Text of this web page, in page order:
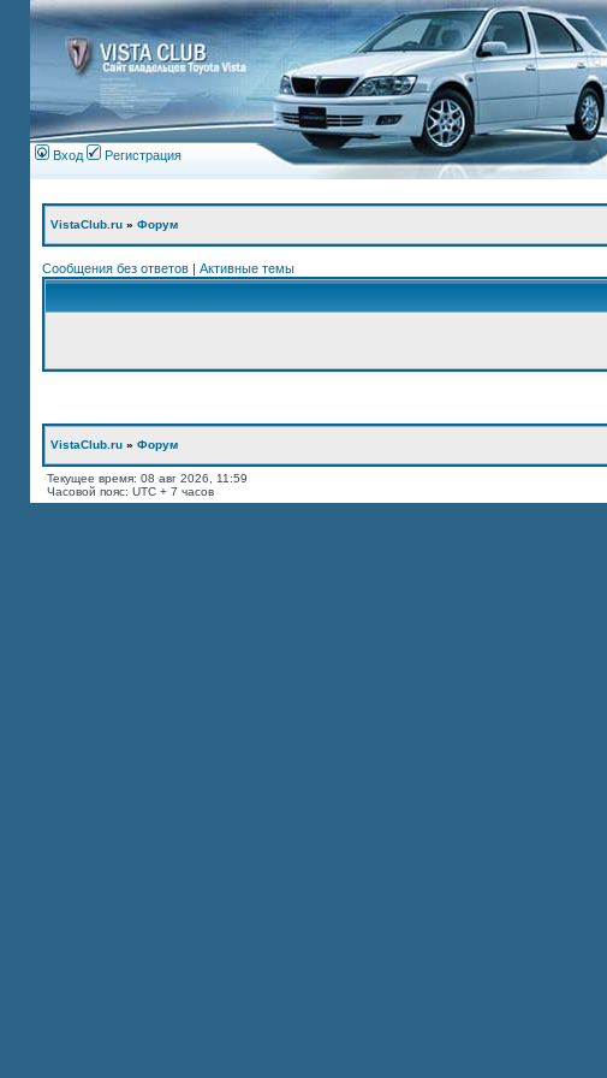
Вход Регистрация
VistaClub.ru » Форум
Сообщения без ответов | Активные темы
VistaClub.ru » Форум
Текущее время: 08 авг 2026, 11:59
Часовой пояс: UTC + 7 часов